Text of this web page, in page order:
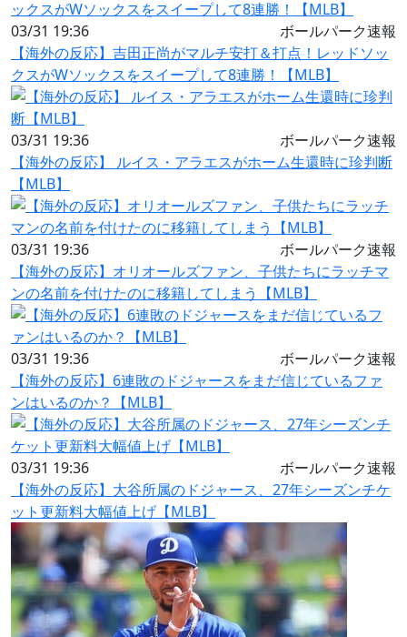
03/31 19:36
ボールパーク速報
【海外の反応】吉田正尚がマルチ安打＆打点！レッドソッ
クスがWソックスをスイープして8連勝！【MLB】
03/31 19:36
ボールパーク速報
【海外の反応】 ルイス・アラエスがホーム生還時に珍判断
【MLB】
03/31 19:36
ボールパーク速報
【海外の反応】オリオールズファン、子供たちにラッチマ
ンの名前を付けたのに移籍してしまう【MLB】
03/31 19:36
ボールパーク速報
【海外の反応】6連敗のドジャースをまだ信じているファ
ンはいるのか？【MLB】
03/31 19:36
ボールパーク速報
【海外の反応】大谷所属のドジャース、27年シーズンチケ
ット更新料大幅値上げ【MLB】